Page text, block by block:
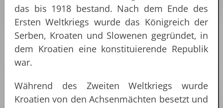
das bis 1918 bestand. Nach dem Ende des
Ersten Weltkriegs wurde das Königreich der
Serben, Kroaten und Slowenen gegründet, in
dem Kroatien eine konstituierende Republik
war.
Während des Zweiten Weltkriegs wurde
Kroatien von den Achsenmächten besetzt und